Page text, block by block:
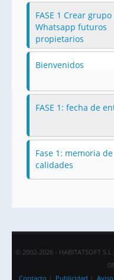
FASE 1 Crear
Whatsapp futuros
propietarios
Bienvenidos
FASE 1: fecha de
Fase 1: memoria de
calidades
© 2002-2026 - HABITATSOFT
Contacto
Publicidad